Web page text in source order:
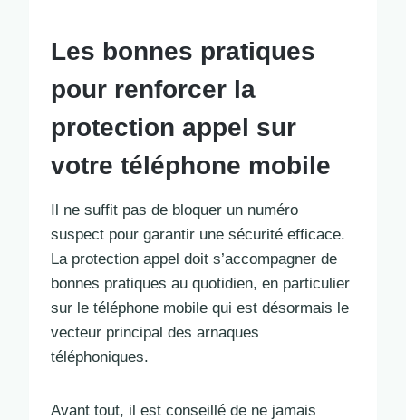
Les bonnes pratiques
pour renforcer la
protection appel sur
votre téléphone mobile
Il ne suffit pas de bloquer un numéro
suspect pour garantir une sécurité efficace.
La protection appel doit s’accompagner de
bonnes pratiques au quotidien, en particulier
sur le téléphone mobile qui est désormais le
vecteur principal des arnaques
téléphoniques.
Avant tout, il est conseillé de ne jamais